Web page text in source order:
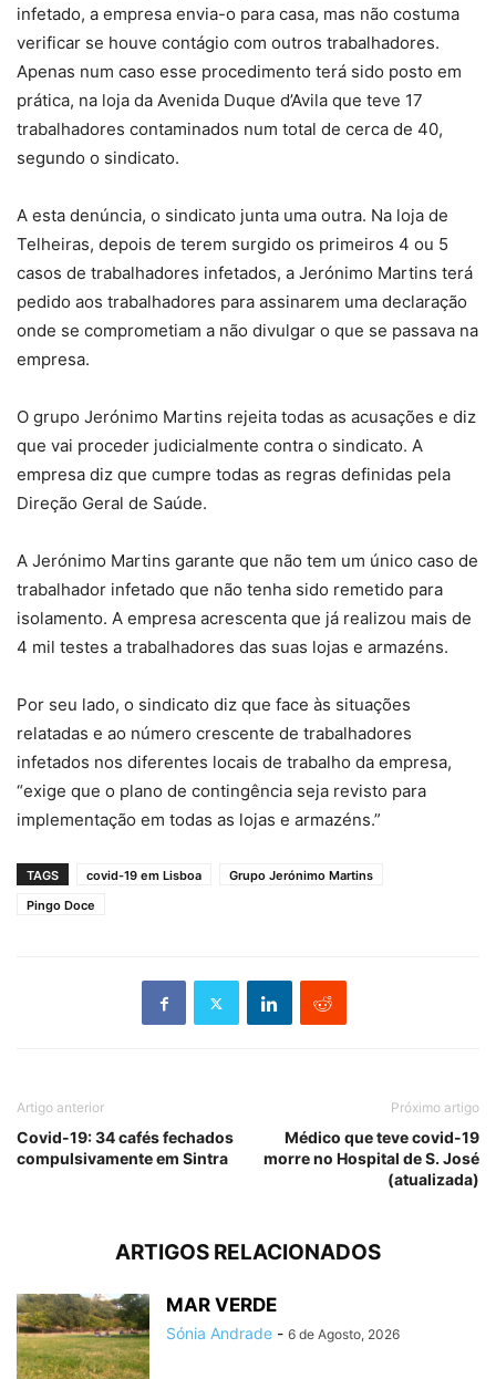
infetado, a empresa envia-o para casa, mas não costuma
verificar se houve contágio com outros trabalhadores.
Apenas num caso esse procedimento terá sido posto em
prática, na loja da Avenida Duque d’Avila que teve 17
trabalhadores contaminados num total de cerca de 40,
segundo o sindicato.
A esta denúncia, o sindicato junta uma outra. Na loja de
Telheiras, depois de terem surgido os primeiros 4 ou 5
casos de trabalhadores infetados, a Jerónimo Martins terá
pedido aos trabalhadores para assinarem uma declaração
onde se comprometiam a não divulgar o que se passava na
empresa.
O grupo Jerónimo Martins rejeita todas as acusações e diz
que vai proceder judicialmente contra o sindicato. A
empresa diz que cumpre todas as regras definidas pela
Direção Geral de Saúde.
A Jerónimo Martins garante que não tem um único caso de
trabalhador infetado que não tenha sido remetido para
isolamento. A empresa acrescenta que já realizou mais de
4 mil testes a trabalhadores das suas lojas e armazéns.
Por seu lado, o sindicato diz que face às situações
relatadas e ao número crescente de trabalhadores
infetados nos diferentes locais de trabalho da empresa,
“exige que o plano de contingência seja revisto para
implementação em todas as lojas e armazéns.”
TAGS covid-19 em Lisboa
Grupo Jerónimo Martins
Pingo Doce
Artigo anterior
Covid-19: 34 cafés fechados
compulsivamente em Sintra
Próximo artigo
Médico que teve covid-19
morre no Hospital de S. José
(atualizada)
ARTIGOS RELACIONADOS
MAR VERDE
Sónia Andrade - 6 de Agosto, 2026